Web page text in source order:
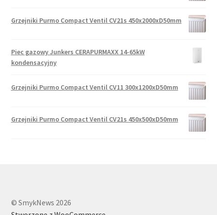
Grzejniki Purmo Compact Ventil CV21s 450x2000xD50mm
Piec gazowy Junkers CERAPURMAXX 14-65kW
kondensacyjny
Grzejniki Purmo Compact Ventil CV11 300x1200xD50mm
Grzejniki Purmo Compact Ventil CV21s 450x500xD50mm
© SmykNews 2026